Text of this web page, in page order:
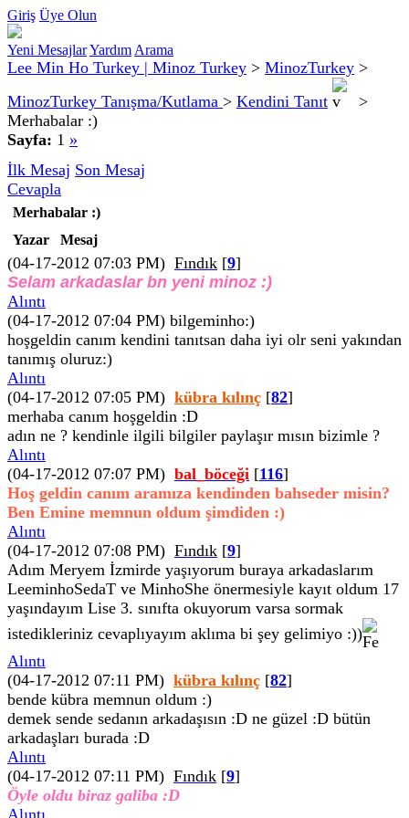
Giriş Üye Olun
Yeni MesajlarYardım Arama
Lee Min Ho Turkey | Minoz Turkey > MinozTurkey >
MinozTurkey Tanışma/Kutlama > Kendini Tanıt
>
Merhabalar :)
Sayfa: 1 »
İlk Mesaj Son Mesaj
Cevapla
Merhabalar :)
Yazar
Mesaj
(04-17-2012 07:03 PM) Fındık [9]
Selam arkadaslar bn yeni minoz :)
Alıntı
(04-17-2012 07:04 PM) bilgeminho:)
hoşgeldin canım kendini tanıtsan daha iyi olr seni yakından
tanımış oluruz:)
Alıntı
(04-17-2012 07:05 PM) kübra kılınç [82]
merhaba canım hoşgeldin :D
adın ne ? kendinle ilgili bilgiler paylaşır mısın bizimle ?
Alıntı
(04-17-2012 07:07 PM) bal_böceği [116]
Hoş geldin canım aramıza kendinden bahseder misin?
Ben Emine memnun oldum şimdiden :)
Alıntı
(04-17-2012 07:08 PM) Fındık [9]
Adım Meryem İzmirde yaşıyorum buraya arkadaslarım
LeeminhoSedaT ve MinhoShe önermesiyle kayıt oldum 17
yaşındayım Lise 3. sınıfta okuyorum varsa sormak
istedikleriniz cevaplıyayım aklıma bi şey gelimiyo :))
Alıntı
(04-17-2012 07:11 PM) kübra kılınç [82]
bende kübra memnun oldum :)
demek sende sedanın arkadaşısın :D ne güzel :D bütün
arkadaşları burada :D
Alıntı
(04-17-2012 07:11 PM) Fındık [9]
Öyle oldu biraz galiba :D
Alıntı